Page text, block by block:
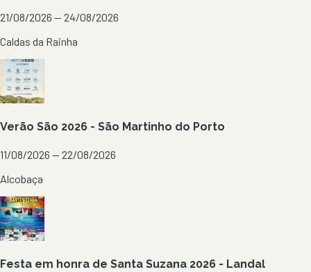
21/08/2026 — 24/08/2026
Caldas da Rainha
Verão São 2026 - São Martinho do Porto
11/08/2026 — 22/08/2026
Alcobaça
Festa em honra de Santa Suzana 2026 - Landal